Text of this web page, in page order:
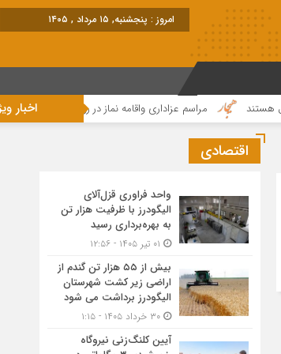
برابر با : Thursday - 6 August - 202
اخبارمراسم عزاداری واقامه نماز در روز عاشورای حسینی در
اقتصادی
واحد فراوری قزل‌آلای
الیگودرز با ظرفیت هزار تن
به بهره‌برداری رسید
بیش از ۵۵ هزار تن گندم از
اراضی زیر کشت شهرستان
الیگودرز برداشت می شود
آیین کلنگ‌زنی نیروگاه